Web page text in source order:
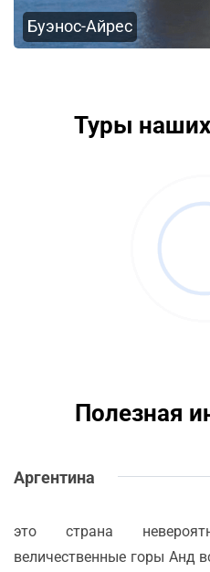
Буэнос-Айрес
Туры
Полезная
Аргентина
это страна
величественные горы Анд